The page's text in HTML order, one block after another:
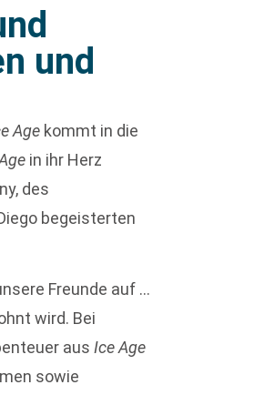
und
Age kommt in die
in ihr Herz
des
begeisterten
Freunde auf …
wird. Bei
ausIce Age
sowie